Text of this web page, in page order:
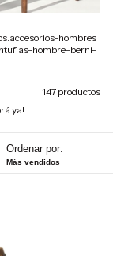
hombres
hombre-berni-
147 productos
ya!
Ordenar por:
Más vendidos